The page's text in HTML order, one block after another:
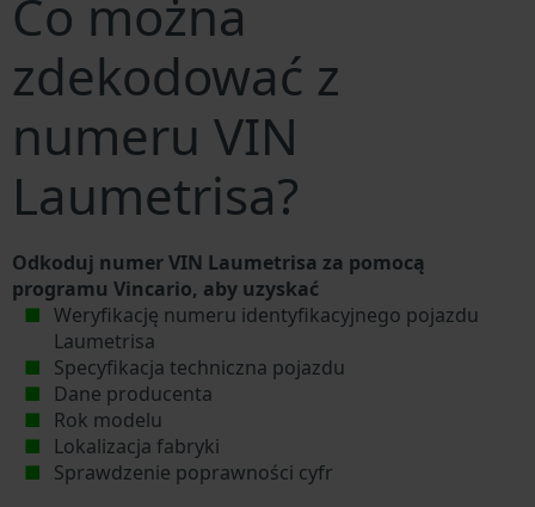
Co można
zdekodować z
numeru VIN
Laumetrisa?
Odkoduj numer VIN Laumetrisa za pomocą
programu Vincario, aby uzyskać
Weryfikację numeru identyfikacyjnego pojazdu
Laumetrisa
Specyfikacja techniczna pojazdu
Dane producenta
Rok modelu
Lokalizacja fabryki
Sprawdzenie poprawności cyfr